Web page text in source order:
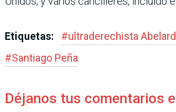
Etiquetas: #ultraderechista
#Santiago Peña
Déjanos tus comentarios